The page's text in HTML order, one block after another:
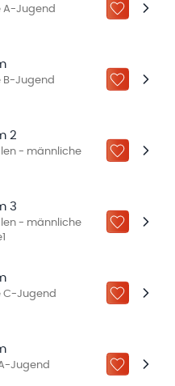
A-Jugend
ZU „MEINE
B-Jugend
ZU „MEINE
2
- männliche
ZU „MEINE
3
- männliche
ZU „MEINE
C-Jugend
ZU „MEINE
Jugend
ZU „MEINE